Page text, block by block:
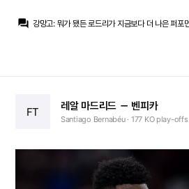
question_answer 강망고: 뭐가 됐든 로드리가 지금보다 더 나은 퍼포먼스를 보여줄 확률이 적다고 느끼니깐 페레
:흐엇!!!!
La Decimoquinta:한시즌 표본이라고 하시지만 애초에 그건 디오망데 경력자체
챔스3연패:페-비 관계가..
FT 레알 마드리드 － 벤피카
Santiago Bernabéu · 177 KO play-offs